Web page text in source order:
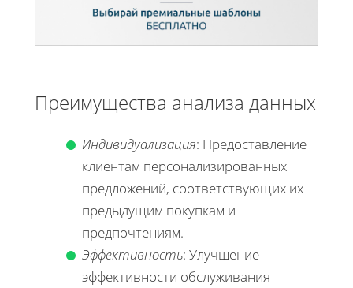
Преимущества анализа данных
Индивидуализация: Предоставление
клиентам персонализированных
предложений, соответствующих их
предыдущим покупкам и
предпочтениям.
Эффективность: Улучшение
эффективности обслуживания